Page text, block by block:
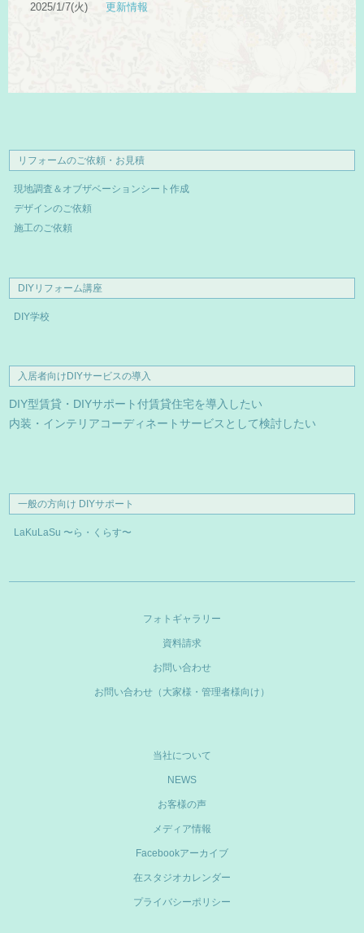
2025/1/7(火) 更新情報
リフォームのご依頼・お見積
現地調査＆オブザベーションシート作成
デザインのご依頼
施工のご依頼
DIYリフォーム講座
DIY学校
入居者向けDIYサービスの導入
DIY型賃貸・DIYサポート付賃貸住宅を導入したい
内装・インテリアコーディネートサービスとして検討したい
一般の方向け DIYサポート
LaKuLaSu 〜ら・くらす〜
フォトギャラリー
資料請求
お問い合わせ
お問い合わせ（大家様・管理者様向け）
当社について
NEWS
お客様の声
メディア情報
Facebookアーカイブ
在スタジオカレンダー
プライバシーポリシー